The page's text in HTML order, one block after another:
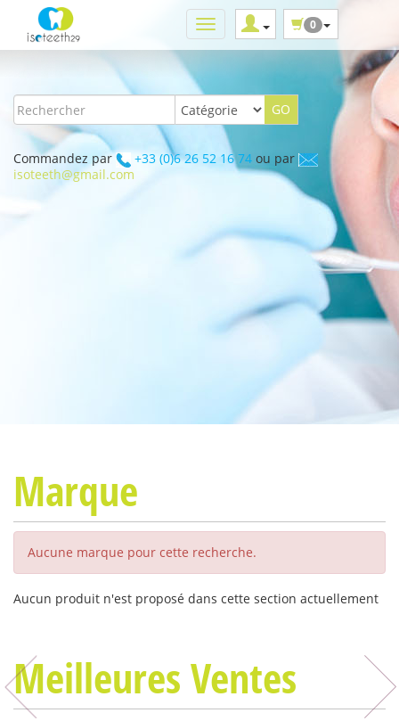
0
Commandez par +33 (0)6 26 52 16 74 ou par
isoteeth@gmail.com
Marque
Aucune marque pour cette recherche.
Aucun produit n'est proposé dans cette section actuellement
Meilleures Ventes